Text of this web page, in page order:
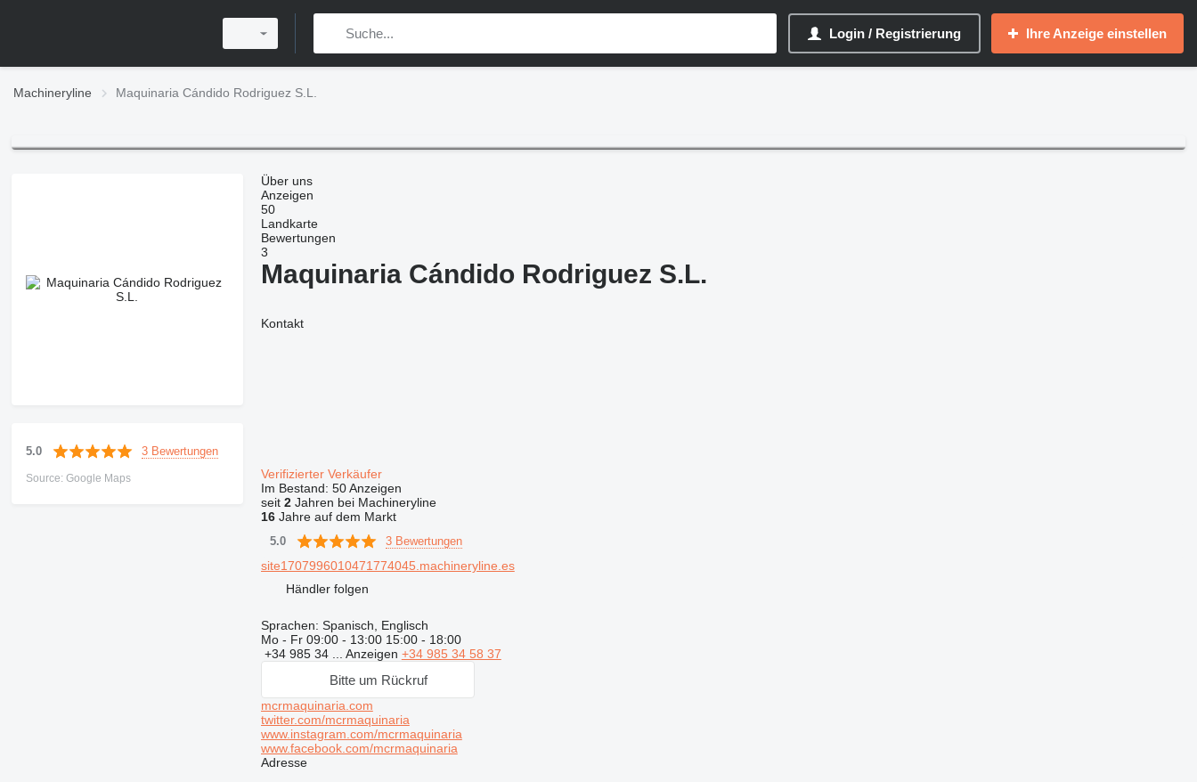
Login / Registrierung Ihre Anzeige einstellen
Machineryline Maquinaria Cándido Rodriguez S.L.
5.0 3 Bewertungen
Source: Google Maps
Über uns
Anzeigen
50
Landkarte
Bewertungen
3
Maquinaria Cándido Rodriguez S.L.
Kontakt
Verifizierter Verkäufer
Im Bestand: 50 Anzeigen
seit 2Jahren bei Machineryline
16Jahre auf dem Markt
5.0 3 Bewertungen
site1707996010471774045.machineryline.es
Händler folgen
Sprachen: Spanisch, Englisch
Mo - Fr 09:00 - 13:00 15:00 - 18:00
+34 985 34 ... Anzeigen +34 985 34 58 37
Bitte um Rückruf
mcrmaquinaria.com
twitter.com/mcrmaquinaria
www.instagram.com/mcrmaquinaria
www.facebook.com/mcrmaquinaria
Adresse